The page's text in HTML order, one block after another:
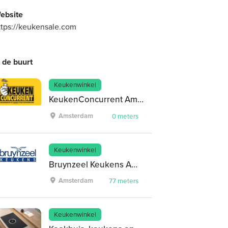
keukensale.com
de buurt
Keukenwinkel
KeukenConcurrent Amsterdam-Westpoort
Amsterdam 0 meters
Keukenwinkel
Bruynzeel Keukens Amsterdam Westpoort
Amsterdam 77 meters
Keukenwinkel